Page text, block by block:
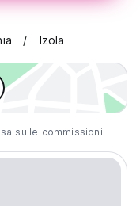
Izola
sulle commissioni